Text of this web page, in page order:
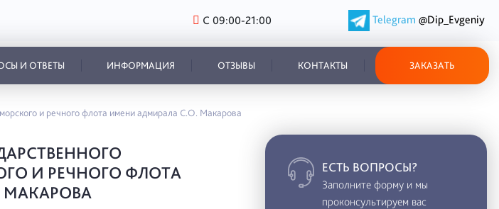
С 09:00-21:00 Telegram @Dip_Evgeniy
И ОТВЕТЫ ИНФОРМАЦИЯ ОТЗЫВЫ КОНТАКТЫ ЗАКАЗАТЬ
и речного флота имени адмирала С.О. Макарова
И РЕЧНОГО ФЛОТА
ЕСТЬ ВОПРОСЫ?
Заполните форму и мы
проконсультируем вас